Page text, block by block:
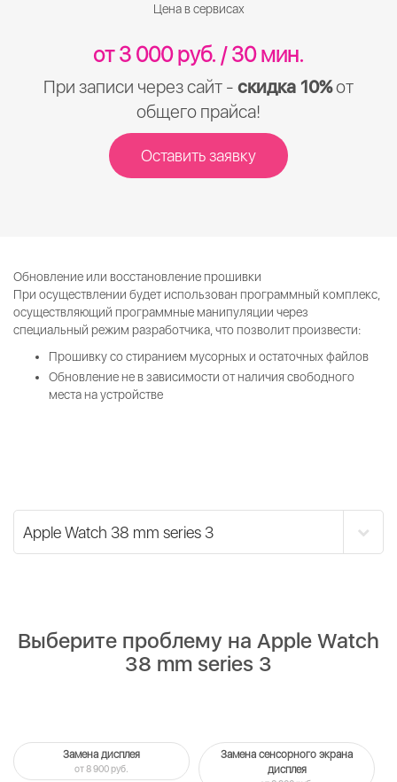
Цена в сервисах
от 3 000 руб. / 30 мин.
При записи через сайт - скидка 10%от
общего прайса!
Оставить заявку
Обновление или восстановление прошивки
При осуществлении будет использован программный комплекс,
осуществляющий программные манипуляции через
специальный режим разработчика, что позволит произвести:
Прошивку со стиранием мусорных и остаточных файлов
Обновление не в зависимости от наличия свободного
места на устройстве
Выберите проблему на Apple Watch
38 mm series 3
Замена дисплея
от 8 900 руб.
Замена сенсорного экрана
дисплея